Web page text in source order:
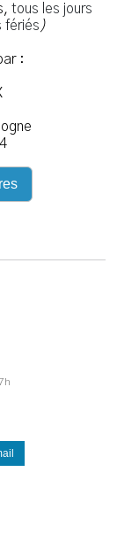
tous les jours
fériés )
: